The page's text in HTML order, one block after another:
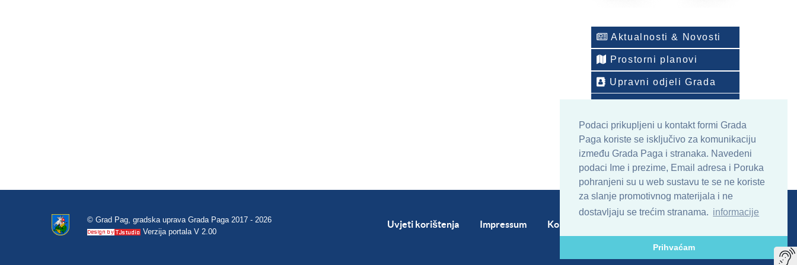
Podaci prikupljeni u kontakt formi Grada
Paga koriste se isključivo za komunikaciju
između Grada Paga i stranaka. Navedeni
podaci Ime i prezime, Email adresa i Poruka
pohranjeni su u web sustavu te se ne koriste
za slanje promotivnog materijala i ne
dostavljaju se trećim stranama. informacije
Prihvaćam
Aktualnosti & Novosti
Prostorni planovi
Upravni odjeli Grada
ONLINE arhiv sadržaja
© Grad Pag, gradska uprava Grada Paga 2017 - 2026
Verzija portala V 2.00
Uvjeti korištenja Impressum Kontakt